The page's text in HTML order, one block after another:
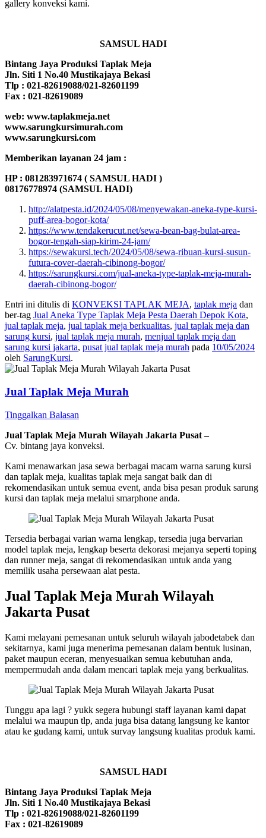
gallery konveksi kami.
SAMSUL HADI
Bintang Jaya Produksi Taplak Meja
Jln. Siti 1 No.40 Mustikajaya Bekasi
Tlp : 021-82619088/021-82601199
Fax : 021-82619089
web: www.taplakmeja.net
www.sarungkursimurah.com
www.sarungkursi.com
Memberikan layanan 24 jam :
HP : 081283971674 ( SAMSUL HADI )
08176778974 (SAMSUL HADI)
http://alatpesta.id/2024/05/08/menyewakan-aneka-type-kursi-
puff-area-bogor-kota/
https://www.tendakerucut.net/sewa-bean-bag-bulat-area-
bogor-tengah-siap-kirim-24-jam/
https://sewakursi.tech/2024/05/08/sewa-ribuan-kursi-susun-
futura-cover-daerah-cibinong-bogor/
https://sarungkursi.com/jual-aneka-type-taplak-meja-murah-
daerah-cibinong-bogor/
Entri ini ditulis di KONVEKSI TAPLAK MEJA, taplak meja dan
ber-tag Jual Aneka Type Taplak Meja Pesta Daerah Depok Kota,
jual taplak meja, jual taplak meja berkualitas, jual taplak meja dan
sarung kursi, jual taplak meja murah, menjual taplak meja dan
sarung kursi jakarta, pusat jual taplak meja murah pada 10/05/2024
oleh SarungKursi.
Jual Taplak Meja Murah
Tinggalkan Balasan
Jual Taplak Meja Murah Wilayah Jakarta Pusat –
Cv. bintang jaya konveksi.
Kami menawarkan jasa sewa berbagai macam warna sarung kursi
dan taplak meja, kualitas taplak meja sangat baik dan di
rekomendasikan untuk semua event, anda bisa pesan produk sarung
kursi dan taplak meja melalui smarphone anda.
Tersedia berbagai varian warna lengkap, tersedia juga bervarian
model taplak meja, lengkap beserta dekorasi mejanya seperti toping
dan runner meja, sangat di rekomendasikan untuk anda yang
memilik usaha persewaan alat pesta.
Jual Taplak Meja Murah Wilayah
Jakarta Pusat
Kami melayani pemesanan untuk seluruh wilayah jabodetabek dan
sekitarnya, kami juga menerima pemesanan dalam bentuk lusinan,
paket maupun eceran, menyesuaikan semua kebutuhan anda,
mempermudah anda dalam mencari taplak meja yang berkualitas.
Tunggu apa lagi ? yukk segera hubungi staff layanan kami dapat
melalui wa maupun tlp, anda juga bisa datang langsung ke kantor
atau ke gudang kami, untuk survay langsung kualitas produk kami.
SAMSUL HADI
Bintang Jaya Produksi Taplak Meja
Jln. Siti 1 No.40 Mustikajaya Bekasi
Tlp : 021-82619088/021-82601199
Fax : 021-82619089